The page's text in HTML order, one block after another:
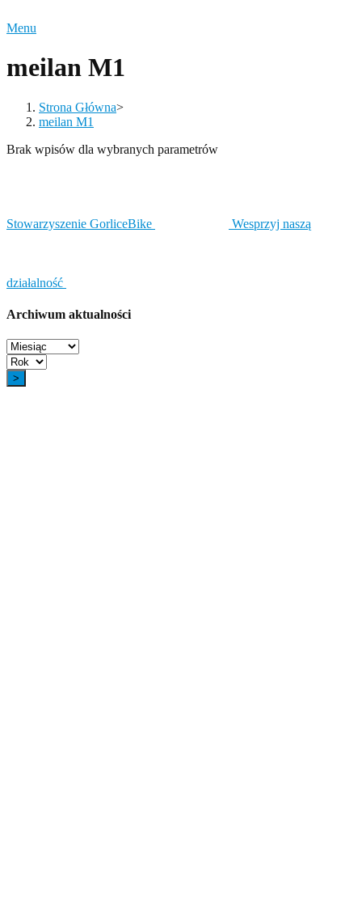
Menu
meilan M1
Strona Główna>
meilan M1
Brak wpisów dla wybranych parametrów
Stowarzyszenie GorliceBike Wesprzyj naszą
działalność
Archiwum aktualności